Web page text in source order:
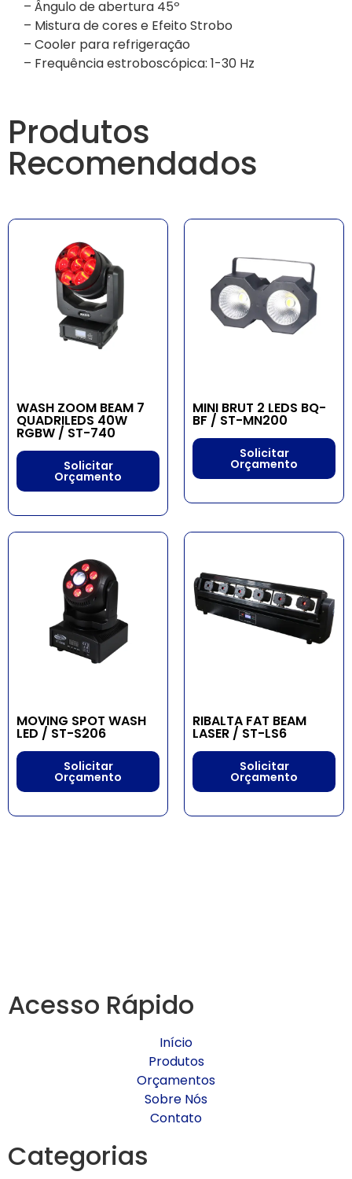
– Ângulo de abertura 45º
– Mistura de cores e Efeito Strobo
– Cooler para refrigeração
– Frequência estroboscópica: 1-30 Hz
Produtos
Recomendados
WASH ZOOM BEAM 7
QUADRILEDS 40W
RGBW / ST-740
Solicitar
Orçamento
MINI BRUT 2 LEDS BQ-
BF / ST-MN200
Solicitar
Orçamento
MOVING SPOT WASH
LED / ST-S206
Solicitar
Orçamento
RIBALTA FAT BEAM
LASER / ST-LS6
Solicitar
Orçamento
Acesso Rápido
Início
Produtos
Orçamentos
Sobre Nós
Contato
Categorias